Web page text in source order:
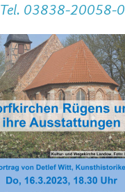
Tel. 03838-20058-0